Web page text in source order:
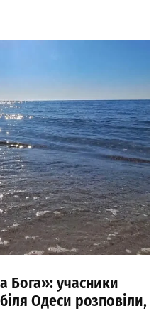
Бога»: учасники
Одеси розповіли,